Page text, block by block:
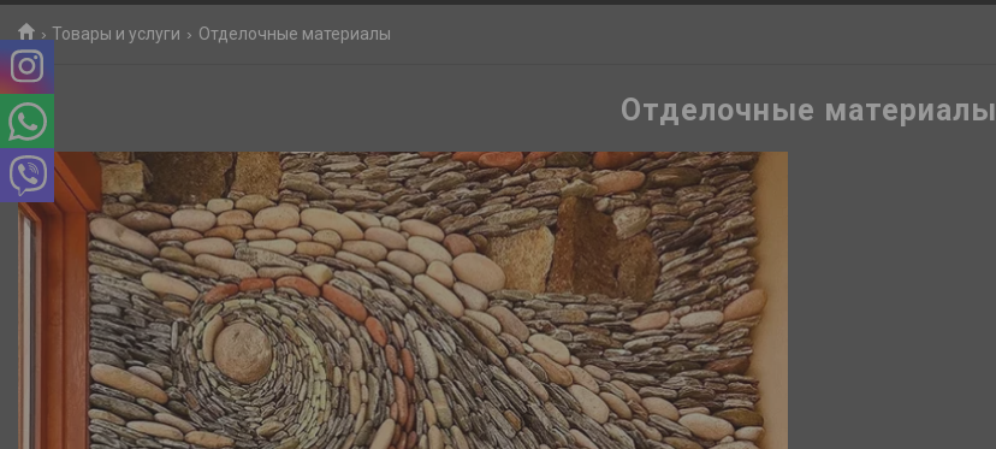
Товары и услуги Отделочные материалы
Отделочные материалы